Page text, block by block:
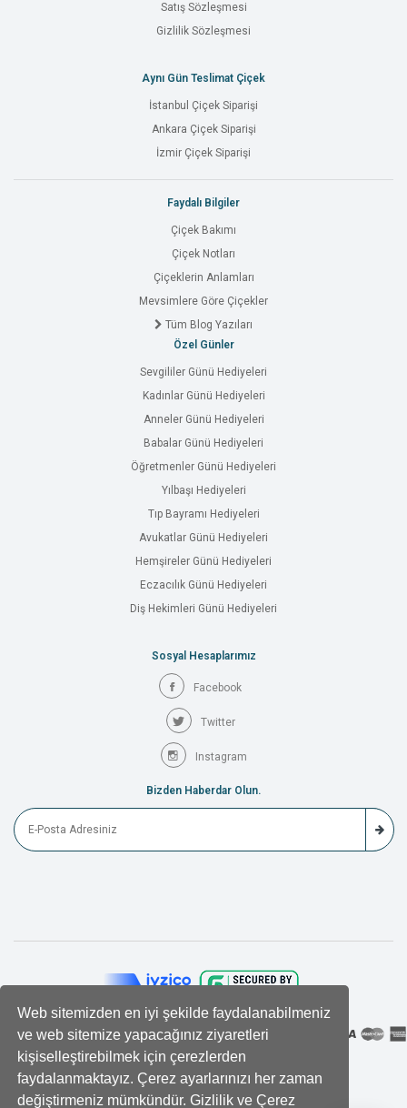
Web sitemizden en iyi şekilde faydalanabilmeniz
ve web sitemize yapacağınız ziyaretleri
kişiselleştirebilmek için çerezlerden
faydalanmaktayız. Çerez ayarlarınızı her zaman
değiştirmeniz mümkündür. Gizlilik ve Çerez
Satış Sözleşmesi
Gizlilik Sözleşmesi
Aynı Gün Teslimat Çiçek
İstanbul Çiçek Siparişi
Ankara Çiçek Siparişi
İzmir Çiçek Siparişi
Faydalı Bilgiler
Çiçek Bakımı
Çiçek Notları
Çiçeklerin Anlamları
Mevsimlere Göre Çiçekler
Tüm Blog Yazıları
Özel Günler
Sevgililer Günü Hediyeleri
Kadınlar Günü Hediyeleri
Anneler Günü Hediyeleri
Babalar Günü Hediyeleri
Öğretmenler Günü Hediyeleri
Yılbaşı Hediyeleri
Tıp Bayramı Hediyeleri
Avukatlar Günü Hediyeleri
Hemşireler Günü Hediyeleri
Eczacılık Günü Hediyeleri
Diş Hekimleri Günü Hediyeleri
Sosyal Hesaplarımız
Facebook
Twitter
Instagram
Bizden Haberdar Olun.